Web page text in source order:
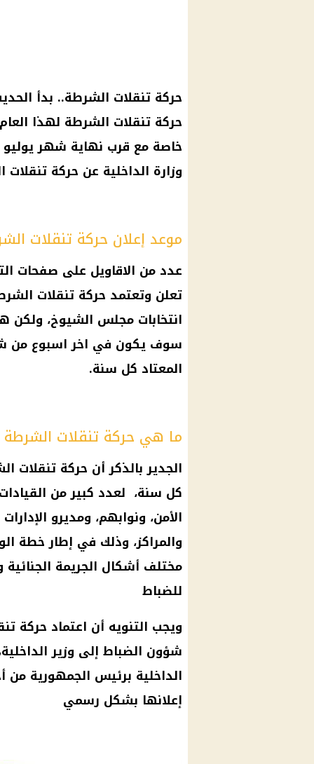
حركة تنقلات الشرطة.. بدأ
خاصة مع قرب نهاية شهر يوليو
وزارة الداخلية عن حركة
موعد إعلان حركة تنقلات
عدد من الاقاويل على صفحات
انتخابات مجلس الشيوخ، ولكن
سوف يكون في اخر اسبوع من
المعتاد كل سنة.
ما هي حركة تنقلات الشرطة 2025
الجدير بالذكر أن حركة
كل سنة، لعدد كبير من
الأمن، ونوابهم، ومديرو
والمراكز، وذلك في إطار خطة
مختلف أشكال الجريمة
للضباط
ويجب التنويه أن اعتماد
شؤون الضباط إلى وزير
الداخلية برئيس الجمهورية من
إعلانها بشكل رسمي